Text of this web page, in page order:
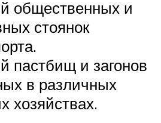
общественных и
стоянок
пастбищ и загонов
в различных
хозяйствах.